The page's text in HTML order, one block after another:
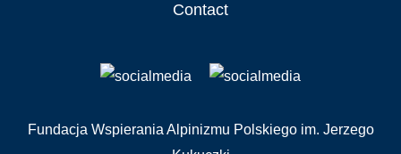
Contact
Fundacja Wspierania Alpinizmu Polskiego im. Jerzego